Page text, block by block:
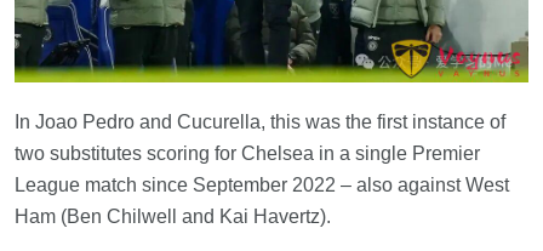
In Joao Pedro and Cucurella, this was the first instance of
two substitutes scoring for Chelsea in a single Premier
League match since September 2022 – also against West
Ham (Ben Chilwell and Kai Havertz).